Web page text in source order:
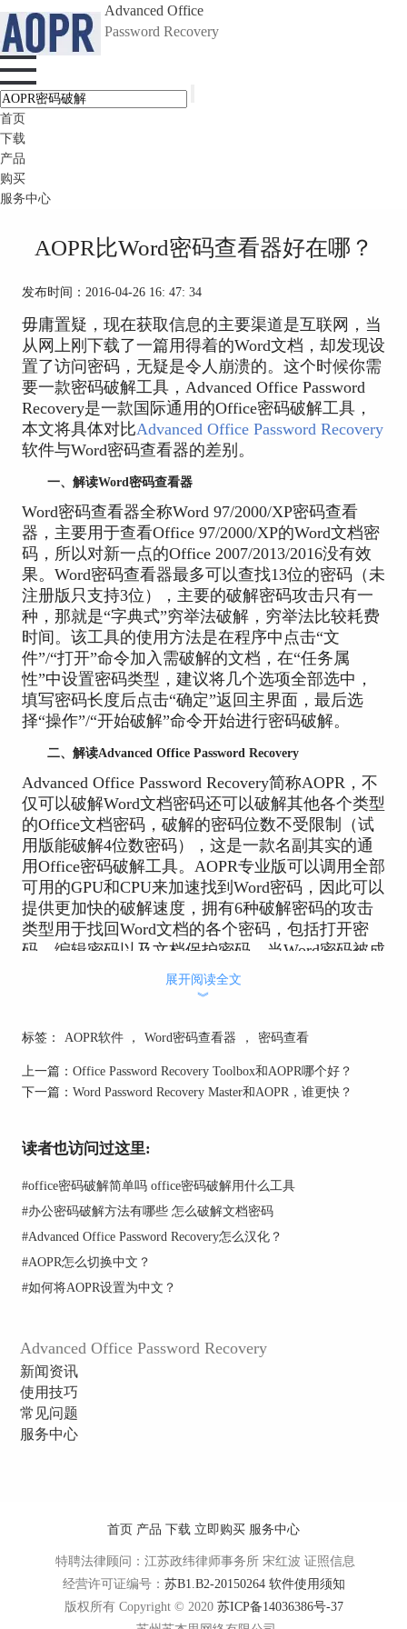
Advanced Office
Password Recovery
首页
下载
产品
购买
服务中心
AOPR比Word密码查看器好在哪？
发布时间：2016-04-26 16: 47: 34
毋庸置疑，现在获取信息的主要渠道是互联网，当
从网上刚下载了一篇用得着的Word文档，却发现设
置了访问密码，无疑是令人崩溃的。这个时候你需
要一款密码破解工具，Advanced Office Password
Recovery是一款国际通用的Office密码破解工具，
本文将具体对比Advanced Office Password Recovery
软件与Word密码查看器的差别。
一、解读Word密码查看器
Word密码查看器全称Word 97/2000/XP密码查看
器，主要用于查看Office 97/2000/XP的Word文档密
码，所以对新一点的Office 2007/2013/2016没有效
果。Word密码查看器最多可以查找13位的密码（未
注册版只支持3位），主要的破解密码攻击只有一
种，那就是“字典式”穷举法破解，穷举法比较耗费
时间。该工具的使用方法是在程序中点击“文
件”/“打开”命令加入需破解的文档，在“任务属
性”中设置密码类型，建议将几个选项全部选中，
填写密码长度后点击“确定”返回主界面，最后选
择“操作”/“开始破解”命令开始进行密码破解。
二、解读Advanced Office Password Recovery
Advanced Office Password Recovery简称AOPR，不
仅可以破解Word文档密码还可以破解其他各个类型
的Office文档密码，破解的密码位数不受限制（试
用版能破解4位数密码），这是一款名副其实的通
用Office密码破解工具。AOPR专业版可以调用全部
可用的GPU和CPU来加速找到Word密码，因此可以
提供更加快的破解速度，拥有6种破解密码的攻击
类型用于找回Word文档的各个密码，包括打开密
码、编辑密码以及文档保护密码。当Word密码被成
功找回之后，用户可以在结果对话框中查看、更
改、删除密码，还可以一键快速打开密码被破解的
力。破解成功的结果对话框如下图所示：
从上述内容看出来，Advanced Office Password
Recovery破解的文档比较全面，破解速度比较快、
操作也相对简单，为了更长远的打算，选择AOPR
软件都是没错的。
恢复非英文字符密码 。
展开阅读全文
︾
标签： AOPR软件 ， Word密码查看器 ， 密码查看
上一篇： Office Password Recovery Toolbox和AOPR哪个好？
下一篇： Word Password Recovery Master和AOPR，谁更快？
读者也访问过这里:
#office密码破解简单吗 office密码破解用什么工具
#办公密码破解方法有哪些 怎么破解文档密码
#Advanced Office Password Recovery怎么汉化？
#AOPR怎么切换中文？
#如何将AOPR设置为中文？
Advanced Office Password Recovery
新闻资讯
使用技巧
常见问题
服务中心
首页 产品 下载 立即购买 服务中心
特聘法律顾问：江苏政纬律师事务所 宋红波 证照信息
经营许可证编号： 苏B1.B2-20150264 软件使用须知
版权所有 Copyright © 2020 苏ICP备14036386号-37